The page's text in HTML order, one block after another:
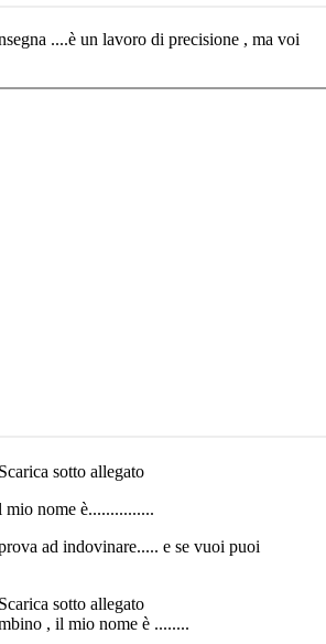
....è un lavoro di precisione , ma voi
sotto allegato
nome è...............
ad indovinare..... e se vuoi puoi
sotto allegato
, il mio nome è ........